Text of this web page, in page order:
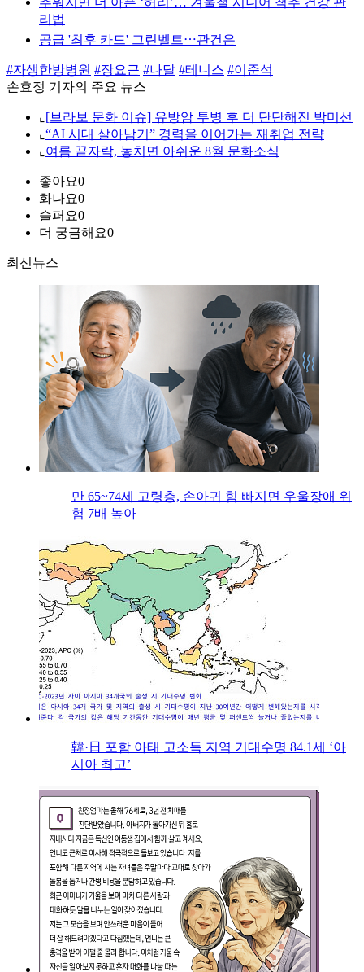
리법
공급 '최후 카드' 그린벨트⋯관건은
#자생한방병원 #장요근 #나달 #테니스 #이준석
손효정 기자의 주요 뉴스
⌞ [브라보 문화 이슈] 유방암 투병 후 더 단단해진 박미선
⌞ “AI 시대 살아남기” 경력을 이어가는 재취업 전략
⌞ 여름 끝자락, 놓치면 아쉬운 8월 문화소식
좋아요0
화나요0
슬퍼요0
더 궁금해요0
최신뉴스
만 65~74세 고령층, 손아귀 힘 빠지면 우울장애 위
험 7배 높아
韓·日 포함 아태 고소득 지역 기대수명 84.1세 ‘아
시아 최고’